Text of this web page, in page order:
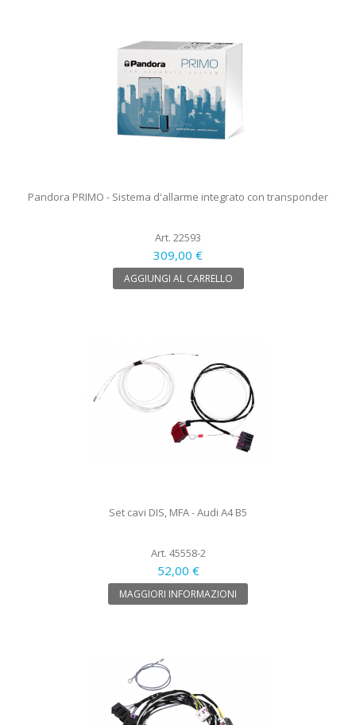
Pandora PRIMO - Sistema d'allarme integrato con transponder
Art. 22593
309,00 €
AGGIUNGI AL CARRELLO
Set cavi DIS, MFA - Audi A4 B5
Art. 45558-2
52,00 €
MAGGIORI INFORMAZIONI